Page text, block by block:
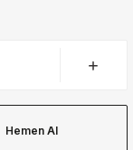
Hemen Al